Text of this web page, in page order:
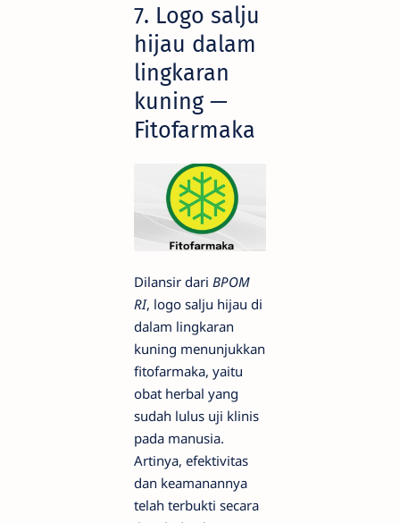
7. Logo salju
hijau dalam
lingkaran
kuning —
Fitofarmaka
Dilansir dari BPOM
RI, logo salju hijau di
dalam lingkaran
kuning menunjukkan
fitofarmaka, yaitu
obat herbal yang
sudah lulus uji klinis
pada manusia.
Artinya, efektivitas
dan keamanannya
telah terbukti secara